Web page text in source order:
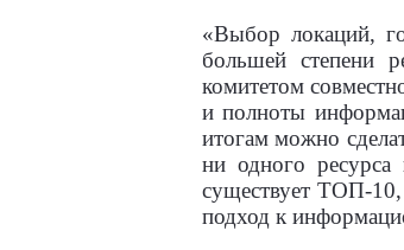
«Выбор локаций,
большей степени
комитетом
и полноты
итогам можно
ни одного ресурса
существует ТОП-
подход к